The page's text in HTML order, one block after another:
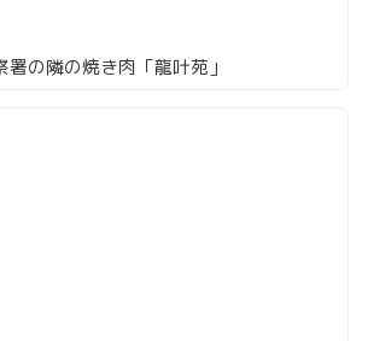
の隣の焼き肉「龍叶苑」